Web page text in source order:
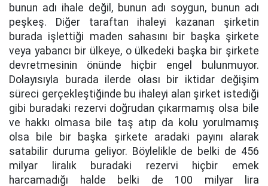
bunun adı ihale değil, bunun adı soygun, bunun adı
peşkeş. Diğer taraftan ihaleyi kazanan şirketin
burada işlettiği maden sahasını bir başka şirkete
veya yabancı bir ülkeye, o ülkedeki başka bir şirkete
devretmesinin önünde hiçbir engel bulunmuyor.
Dolayısıyla burada ilerde olası bir iktidar değişim
süreci gerçekleştiğinde bu ihaleyi alan şirket istediği
gibi buradaki rezervi doğrudan çıkarmamış olsa bile
ve hakkı olmasa bile taş atıp da kolu yorulmamış
olsa bile bir başka şirkete aradaki payını alarak
satabilir duruma geliyor. Böylelikle de belki de 456
milyar liralık buradaki rezervi hiçbir emek
harcamadığı halde belki de 100 milyar lira